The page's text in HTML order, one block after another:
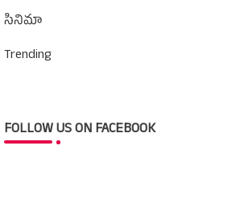
సినిమా
Trending
FOLLOW US ON FACEBOOK